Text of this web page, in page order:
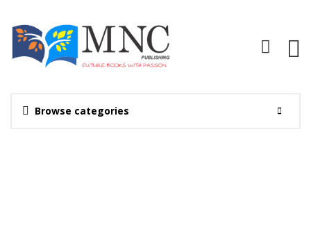
Browse categories